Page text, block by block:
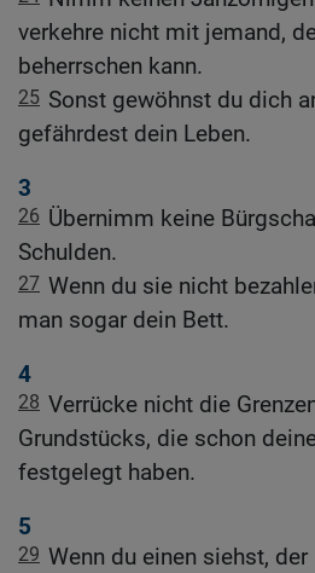
verkehre nicht mit jemand,
beherrschen kann.
25 Sonst gewöhnst du dich
gefährdest dein Leben.
3
26 Übernimm keine
Schulden.
27 Wenn du sie nicht
man sogar dein Bett.
4
28 Verrücke nicht die
Grundstücks, die schon
festgelegt haben.
5
29 Wenn du einen siehst,